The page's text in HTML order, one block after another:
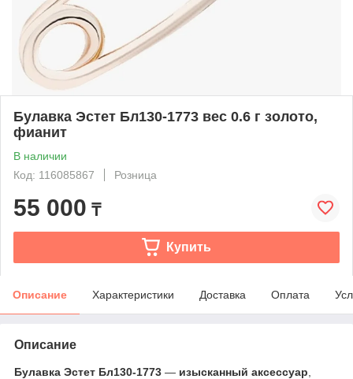
Булавка Эстет Бл130-1773 вес 0.6 г золото,
фианит
В наличии
Код: 116085867
Розница
55 000 ₸
Купить
Описание Характеристики Доставка Оплата
Описание
Булавка Эстет Бл130-1773 — изысканный аксессуар